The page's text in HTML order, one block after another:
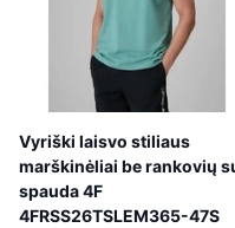
Vyriški laisvo stiliaus
marškinėliai be rankovių
spauda 4F
4FRSS26TSLEM365-47S